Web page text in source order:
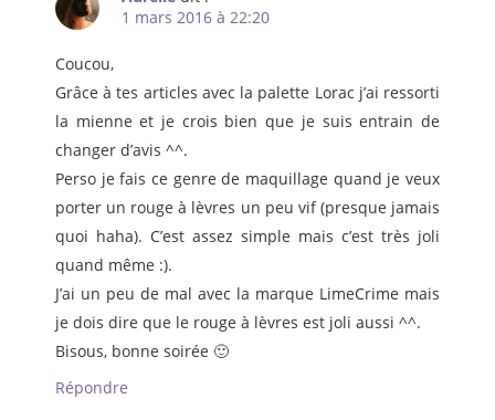
1 mars 2016 à 22:20
Coucou,
Grâce à tes articles avec la palette Lorac j’ai ressorti
la mienne et je crois bien que je suis entrain de
changer d’avis ^^.
Perso je fais ce genre de maquillage quand je veux
porter un rouge à lèvres un peu vif (presque jamais
quoi haha). C’est assez simple mais c’est très joli
quand même :).
J’ai un peu de mal avec la marque LimeCrime mais
je dois dire que le rouge à lèvres est joli aussi ^^.
Bisous, bonne soirée 🙂
Répondre